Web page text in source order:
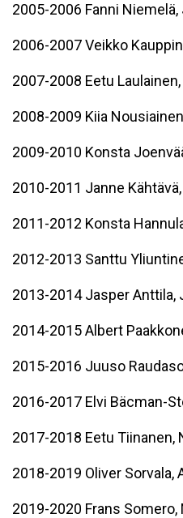
2005-2006 Fanni Niemelä,
2006-2007 Veikko
2007-2008 Eetu
2008-2009 Kiia
2009-2010 Konsta
2010-2011 Janne
2011-2012 Konsta
2012-2013 Santtu
2013-2014 Jasper Anttila,
2014-2015 Albert
2015-2016 Juuso
2016-2017 Elvi Bäcman-
2017-2018 Eetu Tiinanen,
2018-2019 Oliver Sorvala,
2019-2020 Frans Somero,